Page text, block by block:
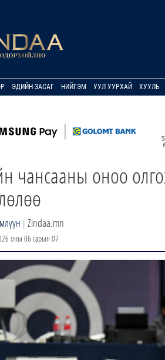
ЭДИЙН ЗАСАГ НИЙГЭМ УУЛ УУРХАЙ ХУУЛЬ
чансааны оноо
| Zindaa.mn
оны 06 сарын 07